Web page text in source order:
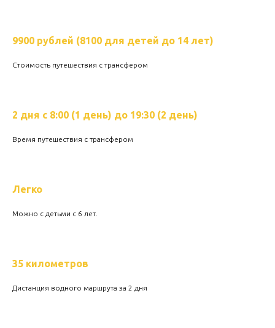
9900 рублей (8100 для детей до 14 лет)
Стоимость путешествия с трансфером
2 дня с 8:00 (1 день) до 19:30 (2 день)
Время путешествия с трансфером
Легко
Можно с детьми с 6 лет.
35 километров
Дистанция водного маршрута за 2 дня